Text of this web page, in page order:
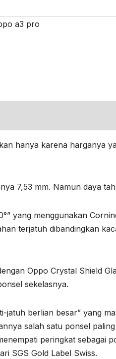
a3 pro
hanya karena harganya
7,53 mm. Namun daya
yang menggunakan
terjatuh dibandingkan
Oppo Crystal Shield
sekelasnya.
jatuh berlian besar” yang
salah satu ponsel
peringkat sebagai
SGS Gold Label Swiss.